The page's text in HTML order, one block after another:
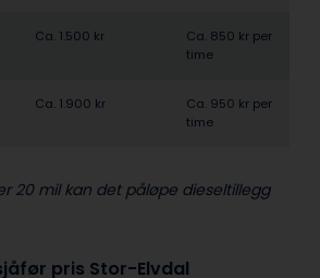
Ca. 1.500 kr
Ca. 850 kr per
time
Ca. 1.900 kr
Ca. 950 kr per
time
20 mil kan det påløpe dieseltillegg
pris Stor-Elvdal